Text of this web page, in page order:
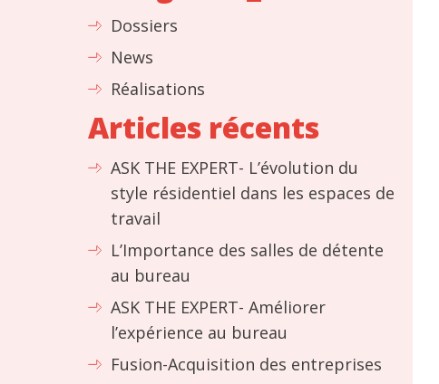
Dossiers
News
Réalisations
Articles récents
ASK THE EXPERT- L’évolution du
style résidentiel dans les espaces de
travail
L’Importance des salles de détente
au bureau
ASK THE EXPERT- Améliorer
l’expérience au bureau
Fusion-Acquisition des entreprises